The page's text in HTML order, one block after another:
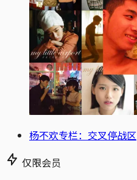
杨不欢专栏：交叉停战区
仅限会员